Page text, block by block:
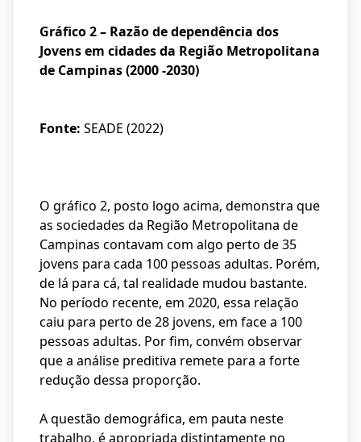
Gráfico 2 – Razão de dependência dos
Jovens em cidades da Região Metropolitana
de Campinas (2000 -2030)
Fonte: SEADE (2022)
O gráfico 2, posto logo acima, demonstra que
as sociedades da Região Metropolitana de
Campinas contavam com algo perto de 35
jovens para cada 100 pessoas adultas. Porém,
de lá para cá, tal realidade mudou bastante.
No período recente, em 2020, essa relação
caiu para perto de 28 jovens, em face a 100
pessoas adultas. Por fim, convém observar
que a análise preditiva remete para a forte
redução dessa proporção.
A questão demográfica, em pauta neste
trabalho, é apropriada distintamente no